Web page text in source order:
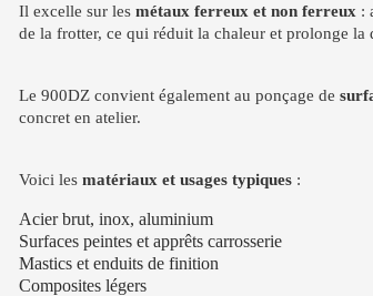
Il excelle sur les métaux ferreux et non ferreux :
de la frotter, ce qui réduit la chaleur et prolonge la
Le 900DZ convient également au ponçage de
concret en atelier.
Voici les matériaux et usages typiques :
Acier brut, inox, aluminium
Surfaces peintes et apprêts carrosserie
Mastics et enduits de finition
Composites légers